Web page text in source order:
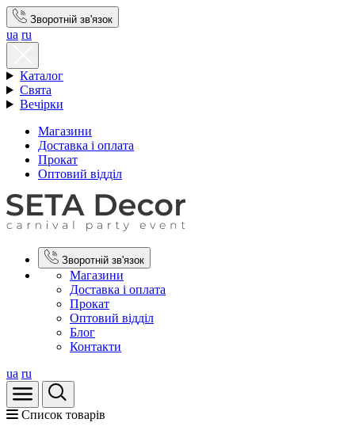
Зворотній зв'язок
ua ru
Каталог
Свята
Вечірки
Магазини
Доставка і оплата
Прокат
Оптовий відділ
Зворотній зв'язок
Магазини
Доставка і оплата
Прокат
Оптовий відділ
Блог
Контакти
ua ru
Список товарів